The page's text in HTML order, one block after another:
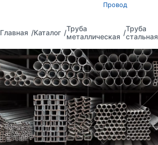
Провод
Главная Каталог
Труба
металлическая
Труба
стальная